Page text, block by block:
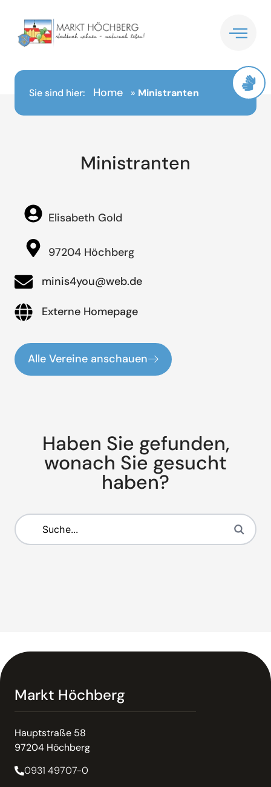
springen
Sie sind hier: Home » Ministranten
Ministranten
Elisabeth Gold
97204 Höchberg
minis4you@web.de
Externe Homepage
Alle Vereine anschauen
Haben Sie gefunden,
wonach Sie gesucht
haben?
Markt Höchberg
Hauptstraße 58
97204 Höchberg
0931 49707-0